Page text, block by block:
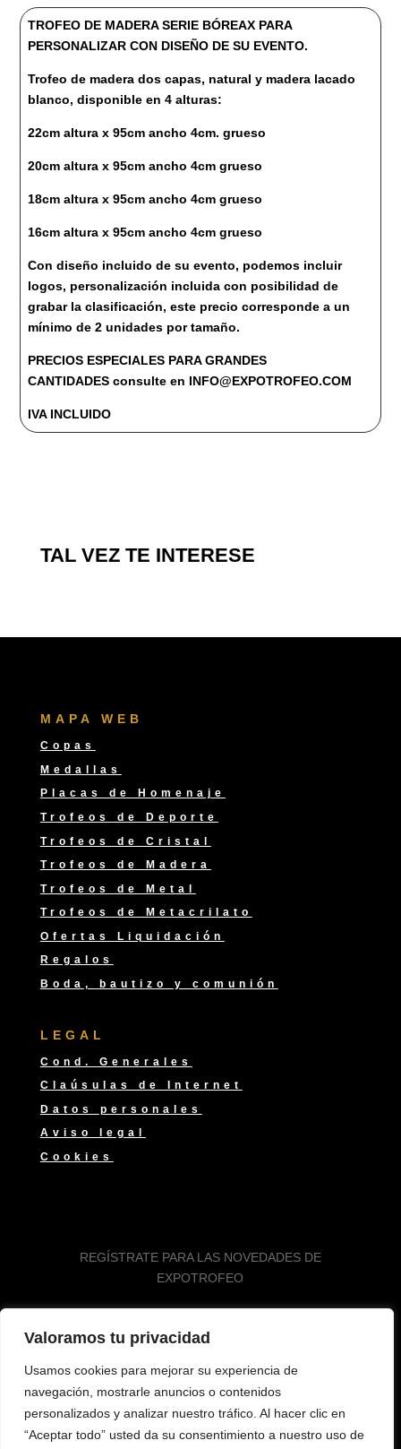
Valoramos tu privacidad
Usamos cookies para mejorar su experiencia de
navegación, mostrarle anuncios o contenidos
personalizados y analizar nuestro tráfico. Al hacer clic en
“Aceptar todo” usted da su consentimiento a nuestro uso de
cantidad
TROFEO DE MADERA SERIE BÓREAX PARA
PERSONALIZAR CON DISEÑO DE SU EVENTO.
Trofeo de madera dos capas, natural y madera lacado
blanco, disponible en 4 alturas:
22cm altura x 95cm ancho 4cm. grueso
20cm altura x 95cm ancho 4cm grueso
18cm altura x 95cm ancho 4cm grueso
16cm altura x 95cm ancho 4cm grueso
Con diseño incluido de su evento, podemos incluir
logos, personalización incluida con posibilidad de
grabar la clasificación, este precio corresponde a un
mínimo de 2 unidades por tamaño.
PRECIOS ESPECIALES PARA GRANDES
CANTIDADES consulte en INFO@EXPOTROFEO.COM
IVA INCLUIDO
TAL VEZ TE INTERESE
MAPA WEB
Copas
Medallas
Placas de Homenaje
Trofeos de Deporte
Trofeos de Cristal
Trofeos de Madera
Trofeos de Metal
Trofeos de Metacrilato
Ofertas Liquidación
Regalos
Boda, bautizo y comunión
LEGAL
Cond. Generales
Claúsulas de Internet
Datos personales
Aviso legal
Cookies
REGÍSTRATE PARA LAS NOVEDADES DE
EXPOTROFEO
SUSCRIBIRSE